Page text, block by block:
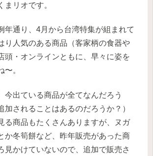
まリオです。
年通り、4月から台湾特集が組まれて
り人気のある商品（客家柄の食器や
頭・オンラインともに、早々に姿を
〜。
今出ている商品が全てなんだろう
加されることはあるのだろうか？）
る商品もたくさんありますが、ヌガ
か冬筍餅など、昨年販売があった商
見かけていないので、追加で販売さ